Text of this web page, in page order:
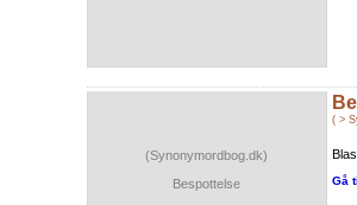
(Synonymordbog.dk)
Bespottelse
( >
Gå